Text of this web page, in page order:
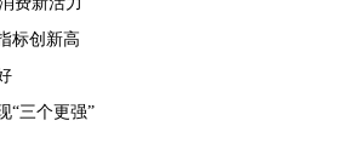
标创新高
“三个更强”